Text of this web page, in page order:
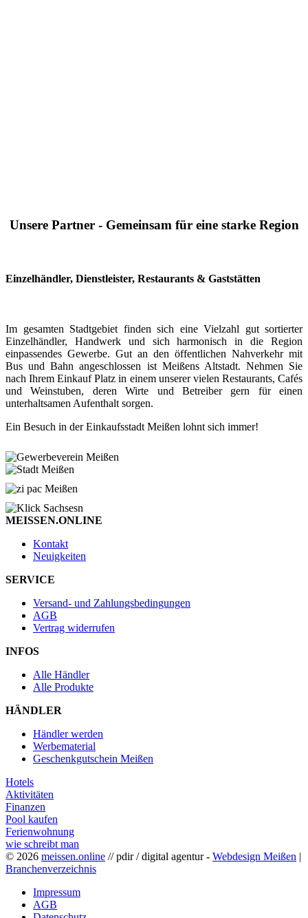
Unsere Partner - Gemeinsam für eine starke Region
Einzelhändler, Dienstleister, Restaurants & Gaststätten
Im gesamten Stadtgebiet finden sich eine Vielzahl gut sortierter
Einzelhändler, Handwerk und sich harmonisch in die Region
einpassendes Gewerbe. Gut an den öffentlichen Nahverkehr mit
Bus und Bahn angeschlossen ist Meißens Altstadt. Nehmen Sie
nach Ihrem Einkauf Platz in einem unserer vielen Restaurants, Cafés
und Weinstuben, deren Wirte und Betreiber gern für einen
unterhaltsamen Aufenthalt sorgen.
Ein Besuch in der Einkaufsstadt Meißen lohnt sich immer!
MEISSEN.ONLINE
Kontakt
Neuigkeiten
SERVICE
Versand- und Zahlungsbedingungen
AGB
Vertrag widerrufen
INFOS
Alle Händler
Alle Produkte
HÄNDLER
Händler werden
Werbematerial
Geschenkgutschein Meißen
Hotels
Aktivitäten
Finanzen
Pool kaufen
Ferienwohnung
wie schreibt man
© 2026 meissen.online // pdir / digital agentur - Webdesign Meißen |
Branchenverzeichnis
Impressum
AGB